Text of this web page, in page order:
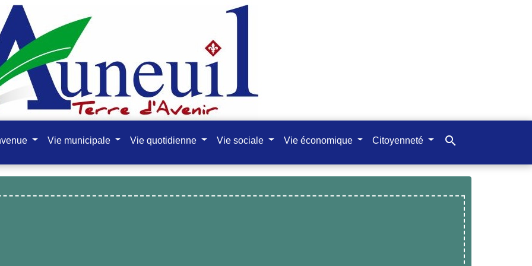
Vie municipale Vie quotidienne Vie sociale Vie économique Citoyenneté search